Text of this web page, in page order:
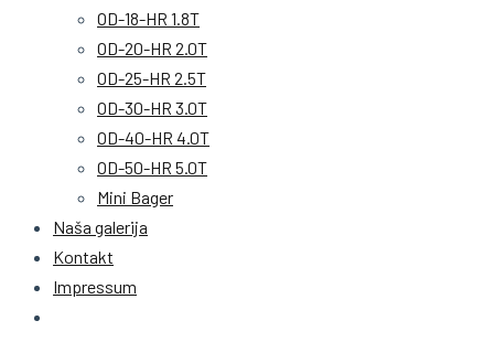
OD-18-HR 1.8T
OD-20-HR 2.0T
OD-25-HR 2.5T
OD-30-HR 3.0T
OD-40-HR 4.0T
OD-50-HR 5.0T
Mini Bager
Naša galerija
Kontakt
Impressum